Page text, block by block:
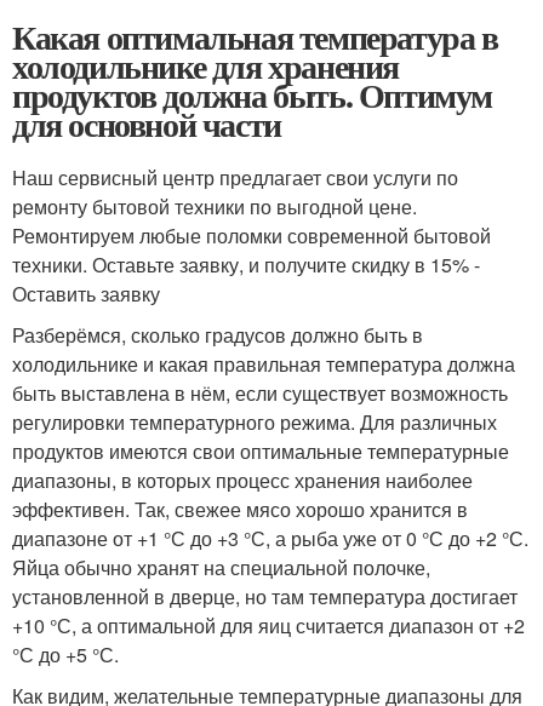
Какая оптимальная температура в
холодильнике для хранения
продуктов должна быть. Оптимум
для основной части
Наш сервисный центр предлагает свои услуги по
ремонту бытовой техники по выгодной цене.
Ремонтируем любые поломки современной бытовой
техники. Оставьте заявку, и получите скидку в 15% -
Оставить заявку
Разберёмся, сколько градусов должно быть в
холодильнике и какая правильная температура должна
быть выставлена в нём, если существует возможность
регулировки температурного режима. Для различных
продуктов имеются свои оптимальные температурные
диапазоны, в которых процесс хранения наиболее
эффективен. Так, свежее мясо хорошо хранится в
диапазоне от +1 °С до +3 °С, а рыба уже от 0 °С до +2 °С.
Яйца обычно хранят на специальной полочке,
установленной в дверце, но там температура достигает
+10 °С, а оптимальной для яиц считается диапазон от +2
°С до +5 °С.
Как видим, желательные температурные диапазоны для